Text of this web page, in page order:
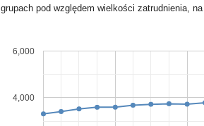
grupach pod względem wielkości zatrudnienia,
4,000
6,000